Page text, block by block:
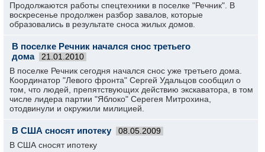
Продолжаются работы спецтехники в поселке "Речник". В
воскресенье продолжен разбор завалов, которые
образовались в результате сноса жилых домов.
В поселке Речник начался снос третьего
дома
21.01.2010
В поселке Речник сегодня начался снос уже третьего дома.
Координатор "Левого фронта" Сергей Удальцов сообщил о
том, что людей, препятствующих действию экскаватора, в том
числе лидера партии "Яблоко" Серегея Митрохина,
отодвинули и окружили милицией.
В США сносят ипотеку 08.05.2009
В США сносят ипотеку